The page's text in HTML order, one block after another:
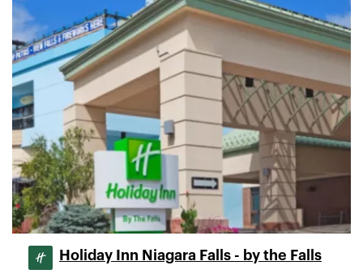
Holiday Inn Niagara Falls - by the Falls